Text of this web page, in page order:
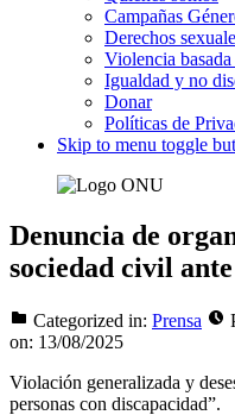
Campañas
Derechos
Violencia
Igualdad y no
Donar
Políticas de
Skip to menu toggle
Denuncia de
sociedad civil
Categorized in: Prensa
on: 13/08/2025
Violación generalizada y
personas con discapacidad”.